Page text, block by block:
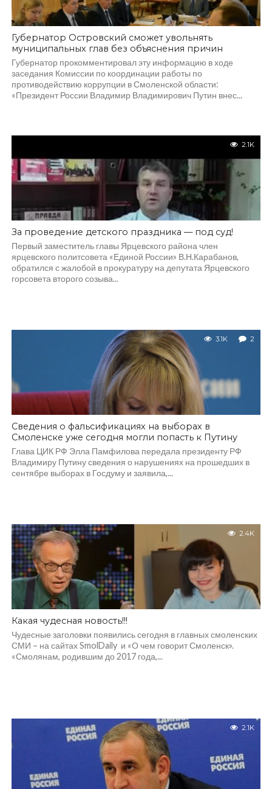
Губернатор Островский сможет увольнять
муниципальных глав без объяснения причин
Губернатор прокомментировал эту информацию в ходе
заседания Комиссии по координации работы по
противодействию коррупции в Смоленской области:
«Президент России Владимир Владимирович Путин внес...
2.1K
За проведение детского праздника — под суд!
Первый заместитель главы Ярцевского района член
ярцевского политсовета «Единой России» В.Н.Карабанов,
обратился с жалобой в прокуратуру на депутата Ярцевского
горсовета второго созыва...
3.1K 2
Сведения о фальсификациях на выборах в
Смоленске уже сегодня могли попасть к Путину
Глава ЦИК РФ Элла Памфилова передала президенту РФ
Владимиру Путину сведения о нарушениях на прошедших в
сентябре выборах в Госдуму и заявила,...
2.4K
Какая чудесная новость!!!
Чудесные заголовки появились сегодня в главных смоленских
СМИ – на сайтах SmolDaily и «О чем говорит Смоленск».
«Смолянам, родившим до 2017 года,...
2.1K